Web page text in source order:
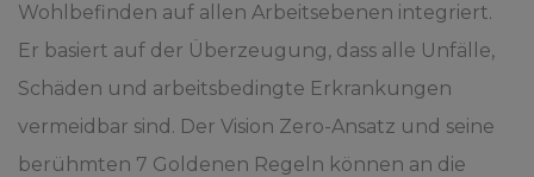
Wohlbefinden auf allen Arbeitsebenen integriert.
Er basiert auf der Überzeugung, dass alle Unfälle,
Schäden und arbeitsbedingte Erkrankungen
vermeidbar sind. Der Vision Zero-Ansatz und seine
berühmten 7 Goldenen Regeln können an die